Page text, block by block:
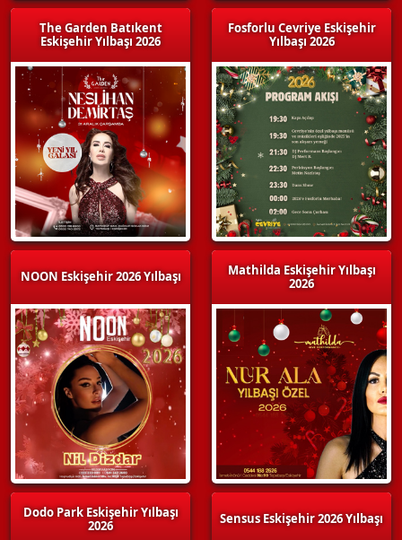
The Garden Batıkent
Eskişehir Yılbaşı 2026
NOON Eskişehir 2026 Yılbaşı
Dodo Park Eskişehir Yılbaşı
2026
Fosforlu Cevriye Eskişehir
Yılbaşı 2026
Mathilda Eskişehir Yılbaşı
2026
Sensus Eskişehir 2026 Yılbaşı